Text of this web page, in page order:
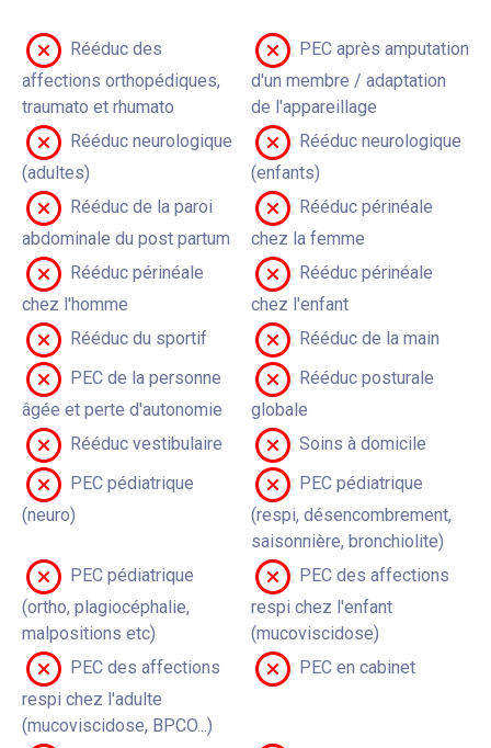
Rééduc des
affections orthopédiques,
traumato et rhumato
PEC après amputation
d'un membre / adaptation
de l'appareillage
Rééduc neurologique
(adultes)
Rééduc neurologique
(enfants)
Rééduc de la paroi
abdominale du post partum
Rééduc périnéale
chez la femme
Rééduc périnéale
chez l'homme
Rééduc périnéale
chez l'enfant
Rééduc du sportif
Rééduc de la main
PEC de la personne
âgée et perte d'autonomie
Rééduc posturale
globale
Rééduc vestibulaire
Soins à domicile
PEC pédiatrique
(neuro)
PEC pédiatrique
(respi, désencombrement,
saisonnière, bronchiolite)
PEC pédiatrique
(ortho, plagiocéphalie,
malpositions etc)
PEC des affections
respi chez l'enfant
(mucoviscidose)
PEC des affections
respi chez l'adulte
(mucoviscidose, BPCO...)
PEC en cabinet